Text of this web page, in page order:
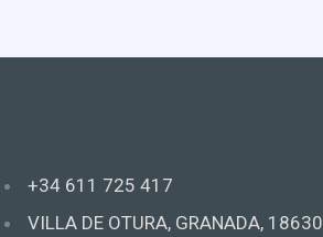
+34 611 725 417
VILLA DE OTURA, GRANADA, 18630